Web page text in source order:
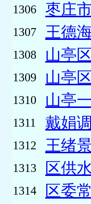
1306 枣庄
1307 王德
1308 山亭
1309 山亭
1310 山亭
1311 戴娟
1312 王绪
1313 区供
1314 区委